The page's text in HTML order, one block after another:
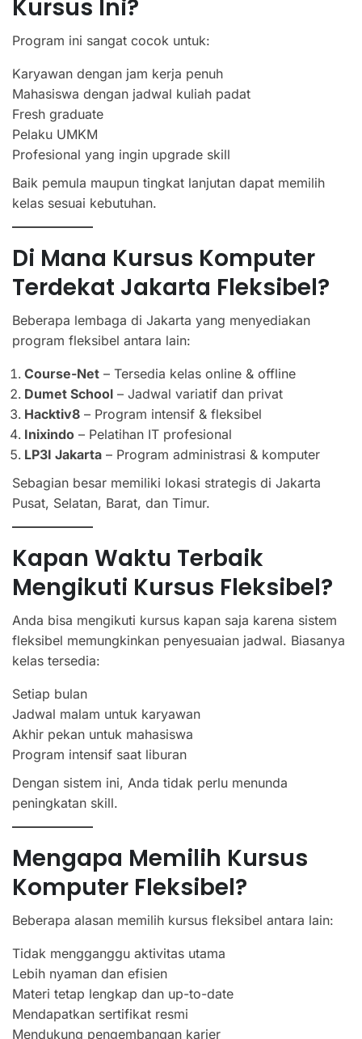
Kursus Ini?
Program ini sangat cocok untuk:
Karyawan dengan jam kerja penuh
Mahasiswa dengan jadwal kuliah padat
Fresh graduate
Pelaku UMKM
Profesional yang ingin upgrade skill
Baik pemula maupun tingkat lanjutan dapat memilih
kelas sesuai kebutuhan.
Di Mana Kursus Komputer
Terdekat Jakarta Fleksibel?
Beberapa lembaga di Jakarta yang menyediakan
program fleksibel antara lain:
Course-Net – Tersedia kelas online & offline
Dumet School – Jadwal variatif dan privat
Hacktiv8 – Program intensif & fleksibel
Inixindo – Pelatihan IT profesional
LP3I Jakarta – Program administrasi & komputer
Sebagian besar memiliki lokasi strategis di Jakarta
Pusat, Selatan, Barat, dan Timur.
Kapan Waktu Terbaik
Mengikuti Kursus Fleksibel?
Anda bisa mengikuti kursus kapan saja karena sistem
fleksibel memungkinkan penyesuaian jadwal. Biasanya
kelas tersedia:
Setiap bulan
Jadwal malam untuk karyawan
Akhir pekan untuk mahasiswa
Program intensif saat liburan
Dengan sistem ini, Anda tidak perlu menunda
peningkatan skill.
Mengapa Memilih Kursus
Komputer Fleksibel?
Beberapa alasan memilih kursus fleksibel antara lain:
Tidak mengganggu aktivitas utama
Lebih nyaman dan efisien
Materi tetap lengkap dan up-to-date
Mendapatkan sertifikat resmi
Mendukung pengembangan karier